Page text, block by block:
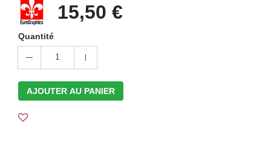
15,50 €
Quantité
1
AJOUTER AU PANIER